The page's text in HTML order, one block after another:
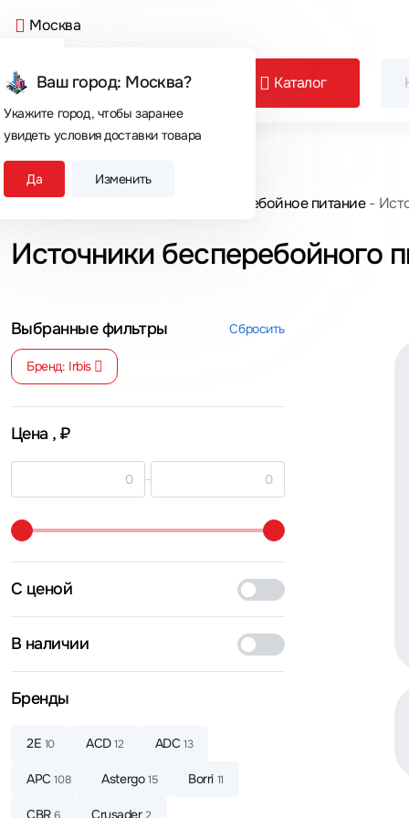
Москва
Ваш город: Москва?
Укажите город, чтобы заранее
увидеть условия доставки товара
Да Изменить
Каталог
Сегодня покупают
Главная Бесперебойное питание
Источники бесперебойного
Выбранные фильтры Сбросить
Бренд: Irbis
Цена , ₽
С ценой
В наличии
Бренды
2E 10 ACD12 ADC 13
APC108 Astergo15 Borri 11
CBR Crusader